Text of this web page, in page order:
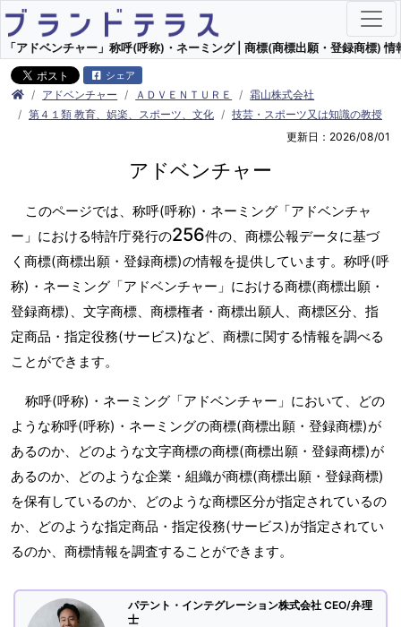
「アドベンチャー」称呼(呼称)・ネーミング | 商標(商標出願・登録商標) 情
シェア
アドベンチャー ＡＤＶＥＮＴＵＲＥ
霜山株式会社
第４１類 教育、娯楽、スポーツ、文化
技芸・スポーツ又は知識の教授
更新日：2026/08/01
アドベンチャー
このページでは、称呼(呼称)・ネーミング「アドベンチャ
ー」における特許庁発行の256件の、商標公報データに基づ
く商標(商標出願・登録商標)の情報を提供しています。称呼(呼
称)・ネーミング「アドベンチャー」における商標(商標出願・
登録商標)、文字商標、商標権者・商標出願人、商標区分、指
定商品・指定役務(サービス)など、商標に関する情報を調べる
ことができます。
称呼(呼称)・ネーミング「アドベンチャー」において、どの
ような称呼(呼称)・ネーミングの商標(商標出願・登録商標)が
あるのか、どのような文字商標の商標(商標出願・登録商標)が
あるのか、どのような企業・組織が商標(商標出願・登録商標)
を保有しているのか、どのような商標区分が指定されているの
か、どのような指定商品・指定役務(サービス)が指定されてい
るのか、商標情報を調査することができます。
パテント・インテグレーション株式会社 CEO/弁理
士